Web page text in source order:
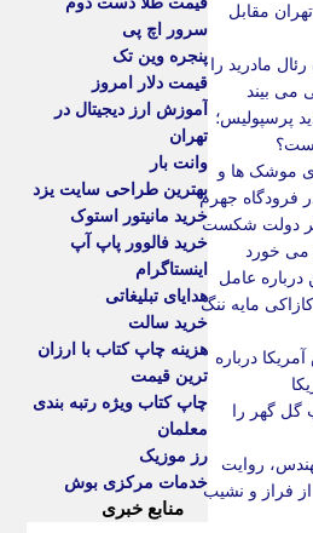
مقابل
مادرید را
می بیند
پرسپولیس؛
موشک ها و
فرودگاه جهرم
دولت شکست
می خورد
عامل
مایه ننگ
درباره
گل گهر را
روایت
فراز و نشیب
سرور اچ پی
پنجره وین تک
قیمت دلار امروز
آموزش ارز دیجیتال در
تهران
وانت بار
بهترین طراحی سایت یزد
خرید مانیتور استوک
خرید فالوور پاپ آپ
اینستاگرام
هدایای تبلیغاتی
خرید سالت
هزینه چاپ کتاب با ارزان
ترین قیمت
چاپ کتاب ویژه رتبه بندی
معلمان
رز موزیک
خدمات مرکزی بوش
منابع خبری